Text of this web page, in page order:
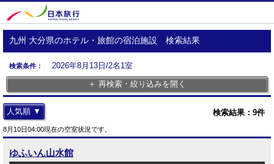
九州 大分県のホテル・旅館の宿泊施設 検索結果
検索条件：
2026年8月13日/2名1室
＋ 再検索・絞り込みを開く
検索結果： 9件
人気順 ▼
8月10日04:00現在の空室状況です。
ゆふいん山水館